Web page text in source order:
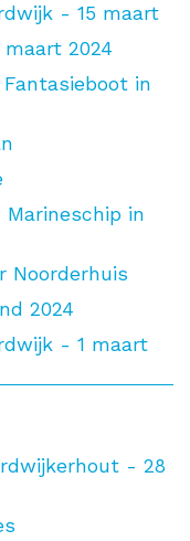
- 15 maart
2024
in
in
Noorderhuis
2024
- 1 maart
- 28